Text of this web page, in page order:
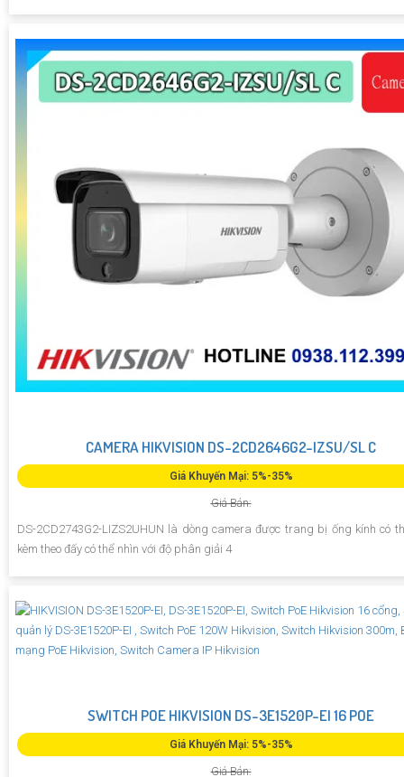
CAMERA HIKVISION DS-2CD2646G2-IZSU/SL C
Giá Khuyến Mại: 5%-35%
Giá Bán:
DS-2CD2743G2-LIZS2UHUN là dòng camera được trang bị ống kính có
kèm theo đấy có thể nhìn với độ phân giải 4
SWITCH POE HIKVISION DS-3E1520P-EI 16 POE
Giá Khuyến Mại: 5%-35%
Giá Bán: